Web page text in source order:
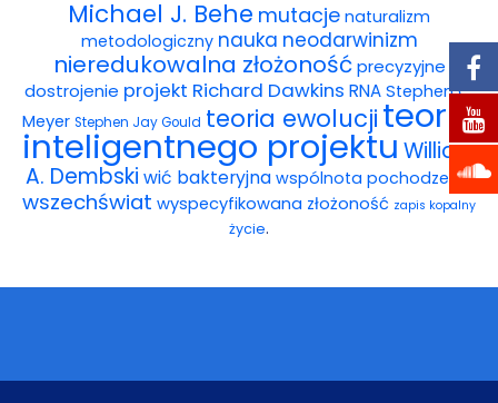
FAQ
Spis tekstów
Filmy
Konferencje, webinaria i debaty
Wywiady i wykłady
Podcasty
O książkach
Michael J. Behe mutacje naturalizm
metodologiczny nauka neodarwinizm
nieredukowalna złożoność precyzyjne
dostrojenie projekt Richard Dawkins RNA Stephen C.
Meyer Stephen Jay Gould teoria ewolucji teoria
inteligentnego projektu William
A. Dembski wić bakteryjna wspólnota pochodzenia
wszechświat wyspecyfikowana złożoność zapis kopalny
życie.